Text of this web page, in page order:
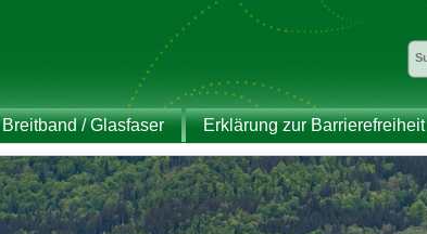
Breitband / Glasfaser Erklärung zur Barrierefreiheit